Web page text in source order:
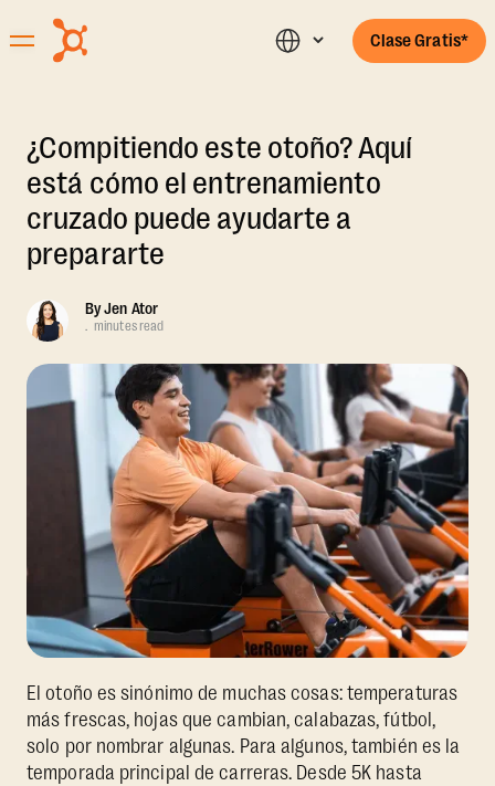
Clase Gratis*
¿Compitiendo este otoño? Aquí
está cómo el entrenamiento
cruzado puede ayudarte a
prepararte
ByJen Ator
. minutes read
El otoño es sinónimo de muchas cosas: temperaturas
más frescas, hojas que cambian, calabazas, fútbol,
solo por nombrar algunas. Para algunos, también es la
temporada principal de carreras. Desde 5K hasta